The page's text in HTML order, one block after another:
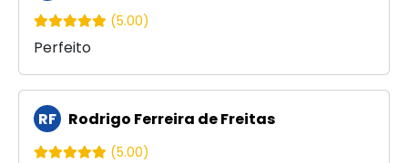
(5.00)
Perfeito
RF Rodrigo Ferreira de Freitas
(5.00)